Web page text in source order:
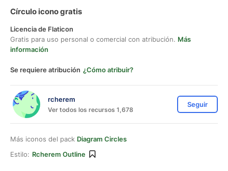
Círculo icono gratis
Licencia de Flaticon
Gratis para uso personal o comercial con atribución. Más
información
Se requiere atribución ¿Cómo atribuir?
rcherem
Ver todos los recursos 1,678
Seguir
Más iconos del pack Diagram Circles
Estilo: Rcherem Outline